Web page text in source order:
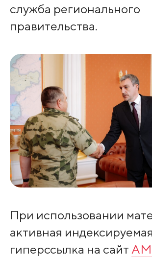
служба регионального
правительства.
При использовании
активная индексируемая
гиперссылка на сайт